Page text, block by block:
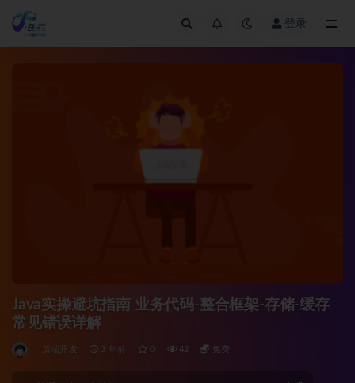
登录
Java实操避坑指南 业务代码-整合框架-存储-缓存
常见错误详解
后端开发 3 年前 0 42 免费